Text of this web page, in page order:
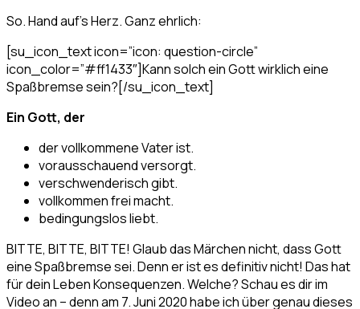
So. Hand auf’s Herz. Ganz ehrlich:
[su_icon_text icon=”icon: question-circle”
icon_color=”#ff1433″]Kann solch ein Gott wirklich eine
Spaßbremse sein?[/su_icon_text]
Ein Gott, der
der vollkommene Vater ist.
vorausschauend versorgt.
verschwenderisch gibt.
vollkommen frei macht.
bedingungslos liebt.
BITTE, BITTE, BITTE! Glaub das Märchen nicht, dass Gott
eine Spaßbremse sei. Denn er ist es definitiv nicht! Das hat
für dein Leben Konsequenzen. Welche? Schau es dir im
Video an – denn am 7. Juni 2020 habe ich über genau dieses